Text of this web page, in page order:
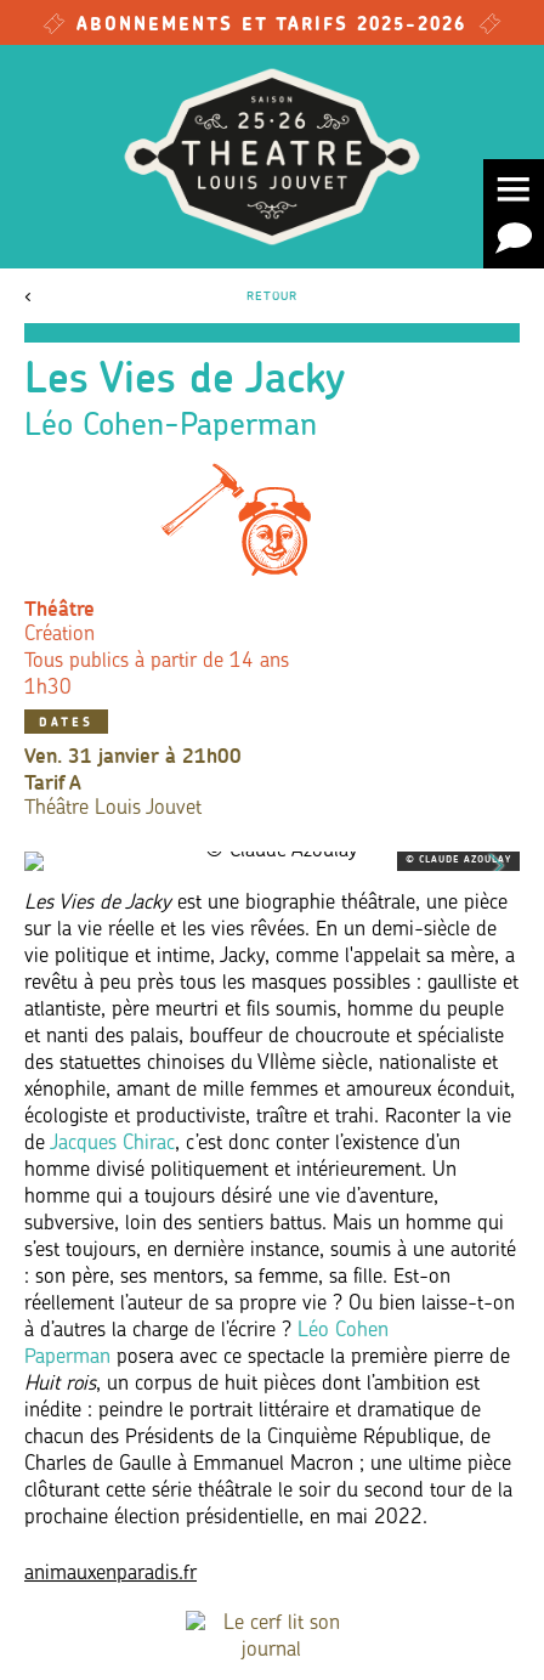
Skip to main content
ABONNEMENTS ET TARIFS 2025-2026
< RETOUR
Les Vies de Jacky
Léo Cohen-Paperman
Théâtre
Création
Tous publics à partir de 14 ans
1h30
DATES
ven. 31 janvier à 21h00
TarifA
Théâtre Louis Jouvet
© CLAUDE AZOULAY
Les Vies de Jackyest une biographie théâtrale, une pièce
sur la vie réelle et les vies rêvées. En un demi-siècle de
vie politique et intime, Jacky, comme l'appelait sa mère, a
revêtu à peu près tous les masques possibles : gaulliste et
atlantiste, père meurtri et fils soumis, homme du peuple
et nanti des palais, bouffeur de choucroute et spécialiste
des statuettes chinoises du VIIème siècle, nationaliste et
xénophile, amant de mille femmes et amoureux éconduit,
écologiste et productiviste, traître et trahi. Raconter la vie
de Jacques Chirac, c’est donc conter l’existence d’un
homme divisé politiquement et intérieurement. Un
homme qui a toujours désiré une vie d’aventure,
subversive, loin des sentiers battus. Mais un homme qui
s’est toujours, en dernière instance, soumis à une autorité
: son père, ses mentors, sa femme, sa fille. Est-on
réellement l’auteur de sa propre vie ? Ou bien laisse-t-on
à d’autres la charge de l’écrire ? Léo Cohen
Paperman posera avec ce spectacle la première pierre de
Huit rois, un corpus de huit pièces dont l’ambition est
inédite : peindre le portrait littéraire et dramatique de
chacun des Présidents de la Cinquième République, de
Charles de Gaulle à Emmanuel Macron ; une ultime pièce
clôturant cette série théâtrale le soir du second tour de la
prochaine élection présidentielle, en mai 2022.
animauxenparadis.fr